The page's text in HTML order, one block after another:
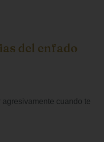
del enfado
cuando te